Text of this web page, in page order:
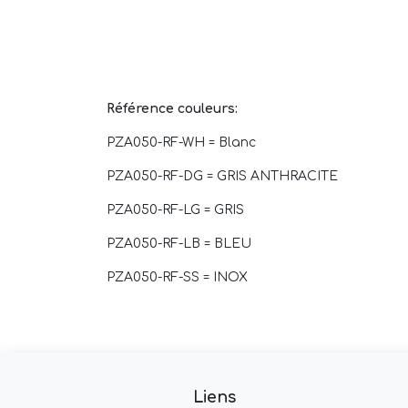
Référence couleurs:
PZA050-RF-WH = Blanc
PZA050-RF-DG = GRIS ANTHRACITE
PZA050-RF-LG = GRIS
PZA050-RF-LB = BLEU
PZA050-RF-SS = INOX
Liens